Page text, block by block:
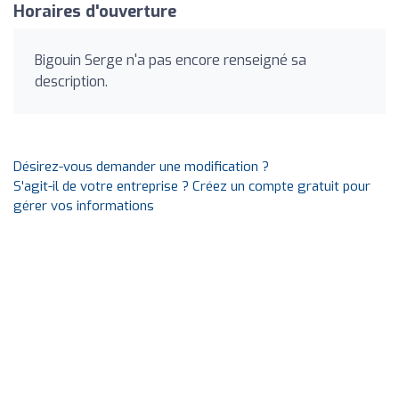
Horaires d'ouverture
Bigouin Serge n'a pas encore renseigné sa
description.
Désirez-vous demander une modification ?
S'agit-il de votre entreprise ? Créez un compte gratuit pour
gérer vos informations